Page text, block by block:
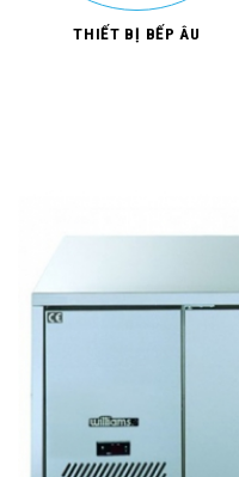
THIẾT BỊ BẾP ÂU